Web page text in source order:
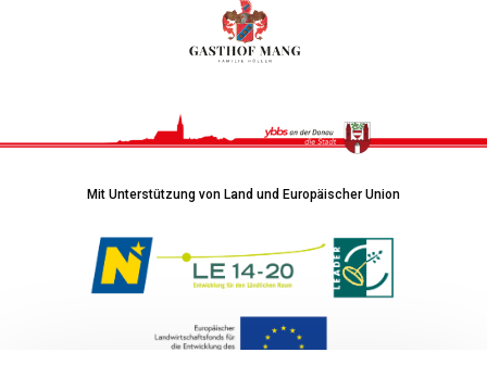
Mit Unterstützung von Land und Europäischer Union